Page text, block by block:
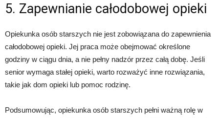
5. Zapewnianie całodobowej opieki
Opiekunka osób starszych nie jest zobowiązana do zapewnienia
całodobowej opieki. Jej praca może obejmować określone
godziny w ciągu dnia, a nie pełny nadzór przez całą dobę. Jeśli
senior wymaga stałej opieki, warto rozważyć inne rozwiązania,
takie jak dom opieki lub pomoc rodzinę.
Podsumowując, opiekunka osób starszych pełni ważną rolę w